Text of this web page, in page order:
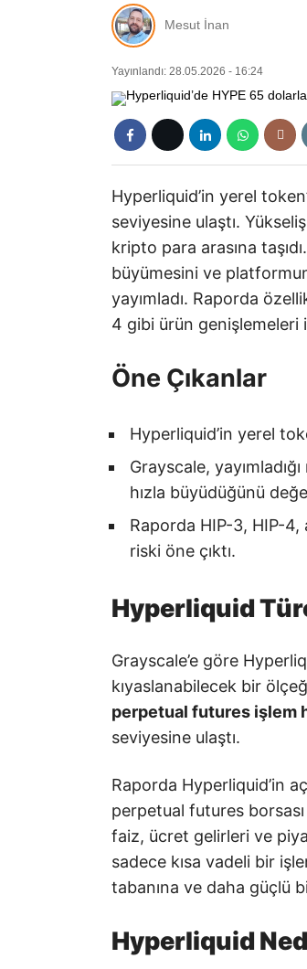
Mesut İnan
Yayınlandı: 28.05.2026 - 16:24
Hyperliquid’in yerel
seviyesine ulaştı.
kripto para arasına
büyümesini ve
yayımladı. Raporda
4 gibi ürün genişlemeleri
Öne Çıkanlar
Hyperliquid’in yerel
Grayscale,
hızla büyüdüğünü
Raporda HIP-3, HIP-4,
riski öne çıktı.
Hyperliquid
Grayscale’e göre
kıyaslanabilecek bir
perpetual futures işlem
seviyesine ulaştı.
Raporda Hyperliquid’in
perpetual futures
faiz, ücret gelirleri ve
sadece kısa vadeli bir
tabanına ve daha güçlü
Hyperliquid